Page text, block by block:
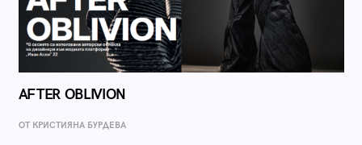
AFTER OBLIVION
ОТ КРИСТИЯНА БУРДЕВА